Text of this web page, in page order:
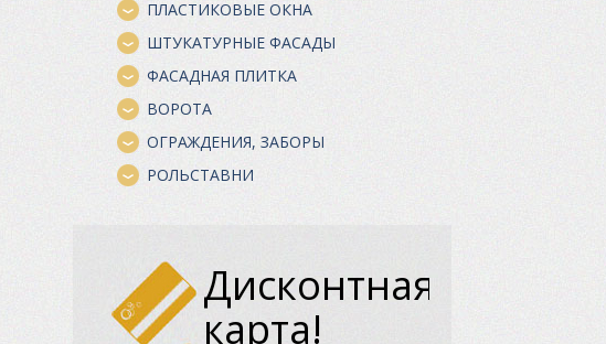
ПЛАСТИКОВЫЕ ОКНА
ШТУКАТУРНЫЕ ФАСАДЫ
ФАСАДНАЯ ПЛИТКА
ВОРОТА
ОГРАЖДЕНИЯ, ЗАБОРЫ
РОЛЬСТАВНИ
Дисконтная
карта!